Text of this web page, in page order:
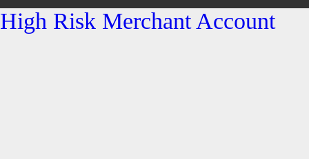
High Risk Merchant Account